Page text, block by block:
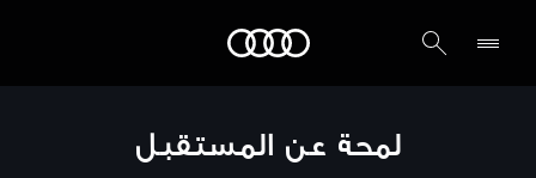
لمحة عن المستقبل